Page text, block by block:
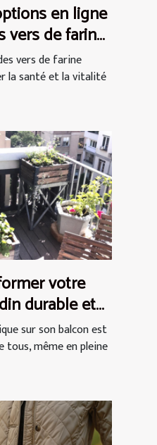
en ligne
vers de farine
vers de farine
la santé et la vitalité
votre
durable et
sur son balcon est
tous, même en pleine